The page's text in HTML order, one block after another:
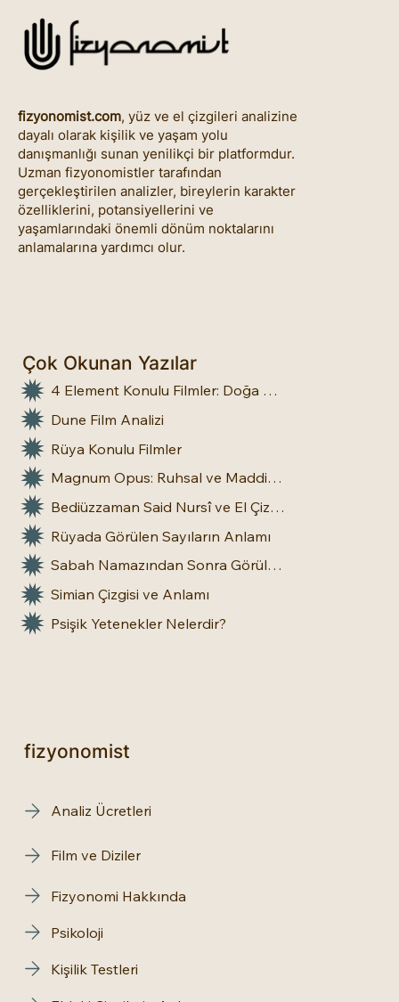
fizyonomist.com, yüz ve el çizgileri analizine
dayalı olarak kişilik ve yaşam yolu
danışmanlığı sunan yenilikçi bir platformdur.
Uzman fizyonomistler tarafından
gerçekleştirilen analizler, bireylerin karakter
özelliklerini, potansiyellerini ve
yaşamlarındaki önemli dönüm noktalarını
anlamalarına yardımcı olur.
Çok Okunan Yazılar
4 Element Konulu Filmler: Doğa Üstü Güçler
Dune Film Analizi
Rüya Konulu Filmler
Magnum Opus: Ruhsal ve Maddi Dönüşümün Büyük Eseri
Bediüzzaman Said Nursî ve El Çizgileri: İnsan Doğasına Dair Bir Bakış
Rüyada Görülen Sayıların Anlamı
Sabah Namazından Sonra Görülen Rüya Gerçek Olur mu?
Simian Çizgisi ve Anlamı
Psişik Yetenekler Nelerdir?
fizyonomist
Analiz Ücretleri
Film ve Diziler
Fizyonomi Hakkında
Psikoloji
Kişilik Testleri